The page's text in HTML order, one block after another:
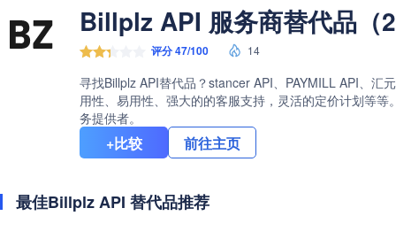
Billplz API 服务商替代品（
评分 47/100 14
寻找Billplz API替代品？stancer API、PAYMILL API、汇
用性、易用性、强大的的客服支持，灵活的定价计划等
务提供者。
+比较 前往主页
最佳Billplz API 替代品推荐